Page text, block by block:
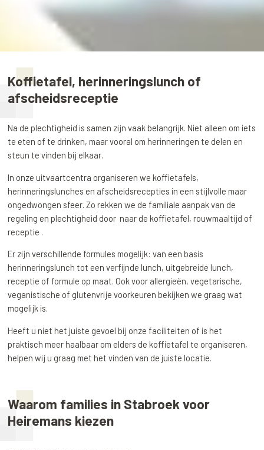
Koffietafel, herinneringslunch of
afscheidsreceptie
Na de plechtigheid is samen zijn vaak belangrijk. Niet alleen om iets
te eten of te drinken, maar vooral om herinneringen te delen en
steun te vinden bij elkaar.
In onze uitvaartcentra organiseren we koffietafels,
herinneringslunches en afscheidsrecepties in een stijlvolle maar
ongedwongen sfeer. Zo rekken we de familiale aanpak van de
regeling en plechtigheid door naar de koffietafel, rouwmaaltijd of
receptie .
Er zijn verschillende formules mogelijk: van een basis
herinneringslunch tot een verfijnde lunch, uitgebreide lunch,
receptie of formule op maat. Ook voor allergieën, vegetarische,
veganistische of glutenvrije voorkeuren bekijken we graag wat
mogelijk is.
Heeft u niet het juiste gevoel bij onze faciliteiten of is het
praktisch meer haalbaar om elders de koffietafel te organiseren,
helpen wij u graag met het vinden van de juiste locatie.
Waarom families in Stabroek voor
Heiremans kiezen